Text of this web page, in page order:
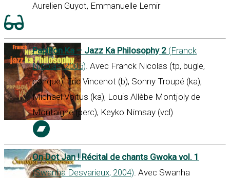
Aurelien Guyot, Emmanuelle Lemir
Papillon Ka – Jazz Ka Philosophy 2 (Franck
Nicolas, 2005). Avec Franck Nicolas (tp, bugle,
conque), Eric Vincenot (b), Sonny Troupé (ka),
Michael Voitus (ka), Louis Allèbe Montjoly de
Montaigne (perc), Keyko Nimsay (vcl)
On Dot Jan ! Récital de chants Gwoka vol. 1
(Swanha Desvarieux, 2004). Avec Swanha